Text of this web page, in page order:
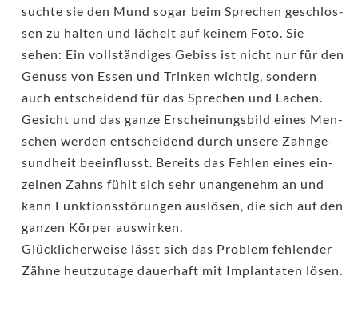
such­te sie den Mund sogar beim Spre­chen geschlos­
sen zu hal­ten und lächelt auf kei­nem Foto. Sie
sehen: Ein voll­stän­di­ges Gebiss ist nicht nur für den
Genuss von Essen und Trin­ken wich­tig, son­dern
auch ent­schei­dend für das Spre­chen und Lachen.
Gesicht und das gan­ze Erschei­nungs­bild eines Men­
schen wer­den ent­schei­dend durch unse­re Zahn­ge­
sund­heit beein­flusst. Bereits das Feh­len eines ein­
zel­nen Zahns fühlt sich sehr unan­ge­nehm an und
kann Funk­ti­ons­stö­run­gen aus­lö­sen, die sich auf den
gan­zen Kör­per aus­wir­ken.
Glück­li­cher­wei­se lässt sich das Pro­blem feh­len­der
Zäh­ne heut­zu­ta­ge dau­er­haft mit Implan­ta­ten lösen.